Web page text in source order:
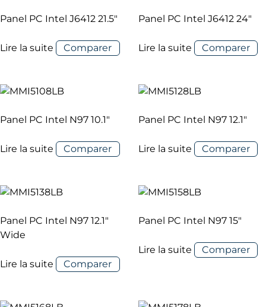
Panel PC Intel J6412 21.5″
Lire la suite Comparer
Panel PC Intel J6412 24″
Lire la suite Comparer
Panel PC Intel N97 10.1″
Lire la suite Comparer
Panel PC Intel N97 12.1″
Lire la suite Comparer
Panel PC Intel N97 12.1″
Wide
Lire la suite Comparer
Panel PC Intel N97 15″
Lire la suite Comparer